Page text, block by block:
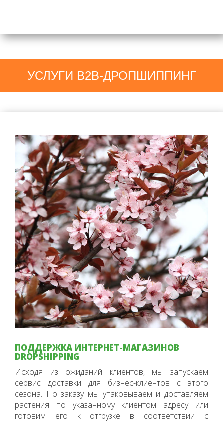
УСЛУГИ B2B-ДРОПШИППИНГ
ПОДДЕРЖКА ИНТЕРНЕТ-МАГАЗИНОВ
DROPSHIPPING
Исходя из ожиданий клиентов, мы запускаем
сервис доставки для бизнес-клиентов с этого
сезона. По заказу мы упаковываем и доставляем
растения по указанному клиентом адресу или
готовим его к отгрузке в соответствии с